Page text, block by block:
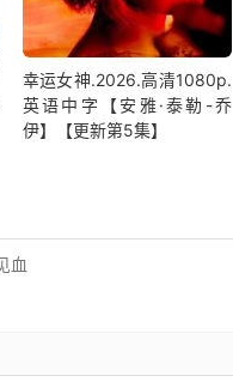
幸运女神.2026.高清1080p.
英语中字【安雅·泰勒-乔
伊】【更新第5集】